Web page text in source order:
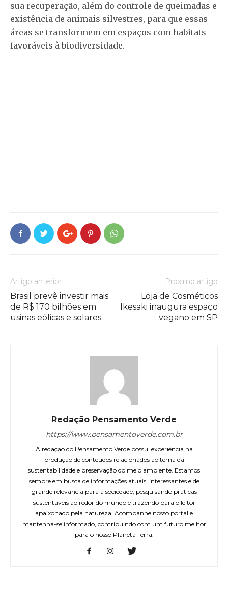
sua recuperação, além do controle de queimadas e
existência de animais silvestres, para que essas
áreas se transformem em espaços com habitats
favoráveis à biodiversidade.
Artigo anterior
Brasil prevê investir mais
de R$ 170 bilhões em
usinas eólicas e solares
Próximo artigo
Loja de Cosméticos
Ikesaki inaugura espaço
vegano em SP
Redação Pensamento Verde
https://www.pensamentoverde.com.br
A redação do Pensamento Verde possui experiência na
produção de conteúdos relacionados ao tema da
sustentabilidade e preservação do meio ambiente. Estamos
sempre em busca de informações atuais, interessantes e de
grande relevância para a sociedade, pesquisando práticas
sustentáveis ao redor do mundo e trazendo para o leitor
apaixonado pela natureza. Acompanhe nosso portal e
mantenha-se informado, contribuindo com um futuro melhor
para o nosso Planeta Terra.